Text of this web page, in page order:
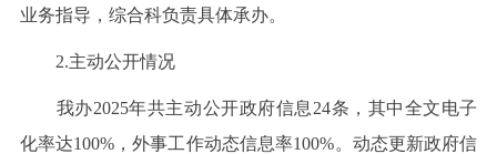
业务指导，综合科负责具体承办。
2.主动公开情况
我办2025年共主动公开政府信息24条，其中全文电子
化率达100%，外事工作动态信息率100%。动态更新政府信